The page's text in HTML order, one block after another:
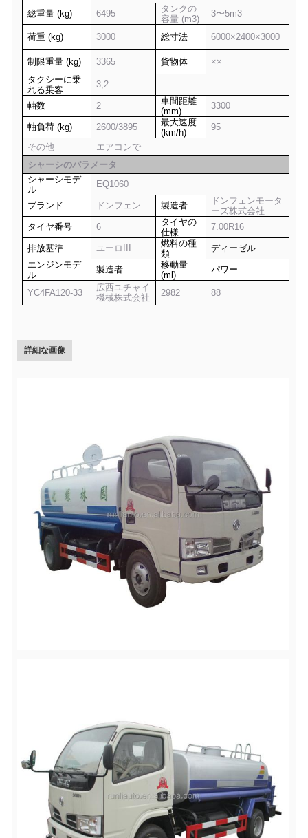
総重量 (kg)
6495
タンクの
容量 (m3)
3〜5m3
荷重 (kg) 3000 総寸法 6000×2400×3000
制限重量 (kg) 3365 貨物体
××
タクシーに乗
れる乗客
3,2
軸数 2
車間距離
(mm)
3300
軸負荷 (kg) 2600/3895
最大速度
(km/h)
95
その他
エアコンで
シャーシのパラメータ
シャーシモデ
ル
EQ1060
ブランド ドンフェン 製造者
ドンフェンモータ
ーズ株式会社
タイヤ番号
6
タイヤの
仕様
7.00R16
排放基準 ユーロIII
燃料の種
類
ディーゼル
エンジンモデ
ル
製造者
移動量
(ml)
パワー
YC4FA120-33
広西ユチャイ
機械株式会社
2982 88
詳細な画像